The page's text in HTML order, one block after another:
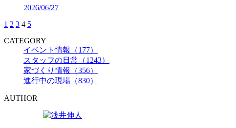
2026/06/27
1 2 3 4 5
CATEGORY
イベント情報（177）
スタッフの日常（1243）
家づくり情報（356）
進行中の現場（830）
AUTHOR